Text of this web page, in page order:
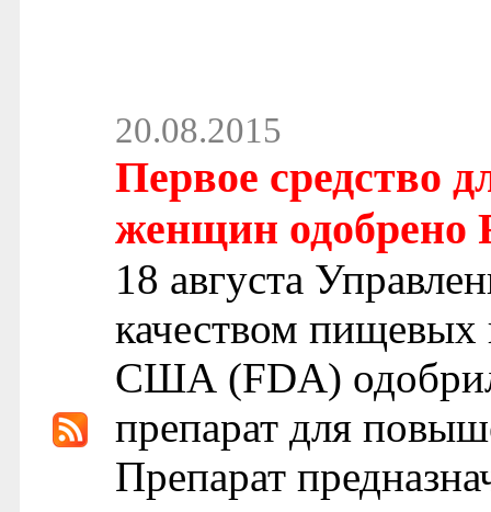
20.08.2015
Первое средство
женщин одобрено
18 августа
качеством пищевых
США (FDA)
препарат для
Препарат